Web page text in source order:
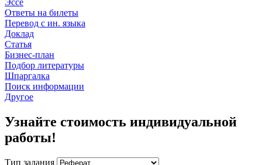
Эссе
Ответы на билеты
Перевод с ин. языка
Доклад
Статья
Бизнес-план
Подбор литературы
Шпаргалка
Поиск информации
Другое
Узнайте стоимость индивидуальной
работы!
Тип задания